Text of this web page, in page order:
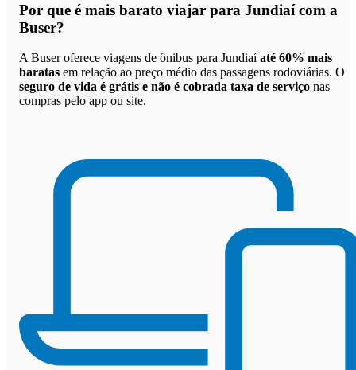
Por que é mais barato viajar para Jundiaí com a
Buser?
A Buser oferece viagens de ônibus para Jundiaíaté 60% mais
baratas em relação ao preço médio das passagens rodoviárias. O
seguro de vida é grátis e não é cobrada taxa de serviço nas
compras pelo app ou site.